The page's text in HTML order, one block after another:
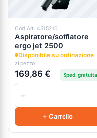
Cod.Art. 4515210
Aspiratore/soffiatore
ergo jet 2500
Disponibile su ordinazione
al pezzo
169,86 € Sped. gratuita
−
+ Carrello